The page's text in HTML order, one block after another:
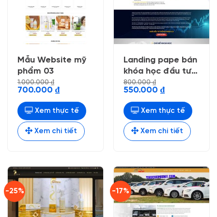
Mẫu Website mỹ
phẩm 03
1.000.000₫
Giá
là:
1.000.000 ₫.
700.000 ₫Giá
hiện
tại
là:
700.000 ₫.
Xem thực tế
Xem chi tiết
Landing pape bán
khóa học đầu tư
doanh nhân
800.000₫
Giá
là:
800.000 ₫.
550.000 ₫Giá
hiện
tại
là:
550.000 ₫.
Xem thực tế
Xem chi tiết
-25% -17%